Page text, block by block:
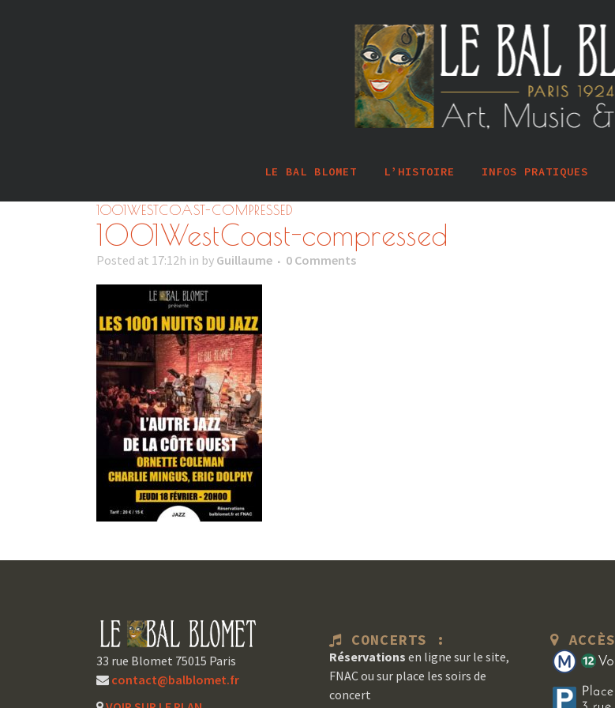
LE BAL BLOMET L’HISTOIRE INFOS PRATIQUES
1001WESTCOAST-COMPRESSED
1001WestCoast-compressed
Posted at 17:12h in by Guillaume 0 Comments
33 rue Blomet 75015 Paris
contact@balblomet.fr
CONCERTS :
Réservations en ligne sur le site,
FNAC ou sur place les soirs de
concert
ACCÈS